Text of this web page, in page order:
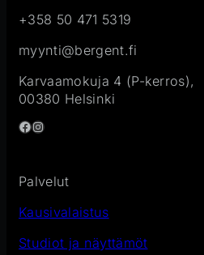
+358 50 471 5319
myynti@bergent.fi
Karvaamokuja 4 (P-kerros),
00380 Helsinki
Facebook
Instagram
Palvelut
Kausivalaistus
Studiot ja näyttämöt